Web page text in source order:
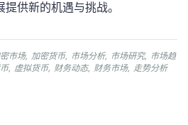
供新的机遇与挑战。
市场, 加密货币, 市场分析, 市场研究, 市场趋
, 虚拟货币, 财务动态, 财务市场, 走势分析